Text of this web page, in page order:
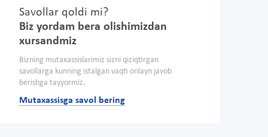
Savollar qoldi mi?
Biz yordam bera olishimizdan
xursandmiz
Bizning mutaxassislarimiz sizni qiziqtirgan
savollarga kunning istalgan vaqti onlayn javob
berishga tayyormiz.
Mutaxassisga savol bering